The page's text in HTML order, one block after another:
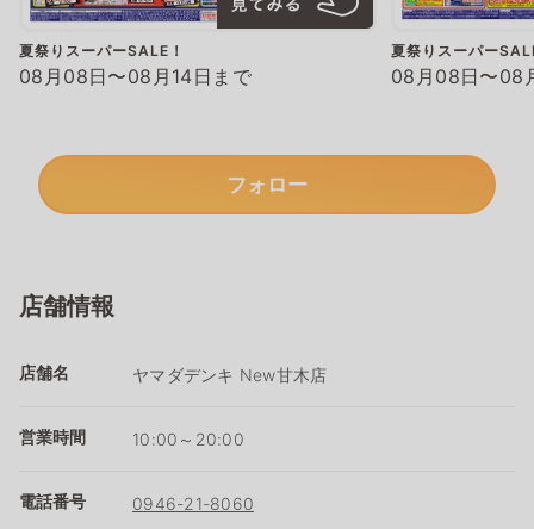
夏祭りスーパーSALE！
08月08日〜08月14日まで
夏祭りスーパー
08月08日〜08
フォロー
店舗情報
店舗名 ヤマダデンキ New甘木店
営業時間 10:00～20:00
電話番号 0946-21-8060